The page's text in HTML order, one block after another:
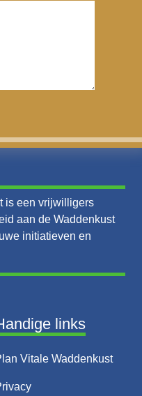
is een vrijwilligers
aan de Waddenkust
initiatieven en
links
Vitale Waddenkust